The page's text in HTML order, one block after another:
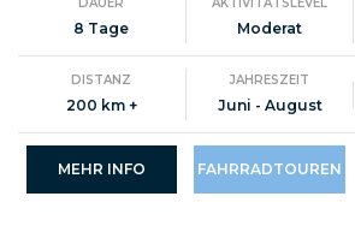
DAUER
8 Tage
AKTIVITÄTSLEVEL
Moderat
DISTANZ
200 km +
JAHRESZEIT
Juni - August
MEHR INFO FAHRRADTOUREN